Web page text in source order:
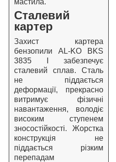
Сталевий
картер
Захист картера
бензопили AL-KO BKS
3835 I забезпечує
сталевий сплав. Сталь
не піддається
деформації, прекрасно
витримує фізичні
навантаження, володіє
високим ступенем
зносостійкості. Жорстка
конструкція не
піддається різким
перепадам